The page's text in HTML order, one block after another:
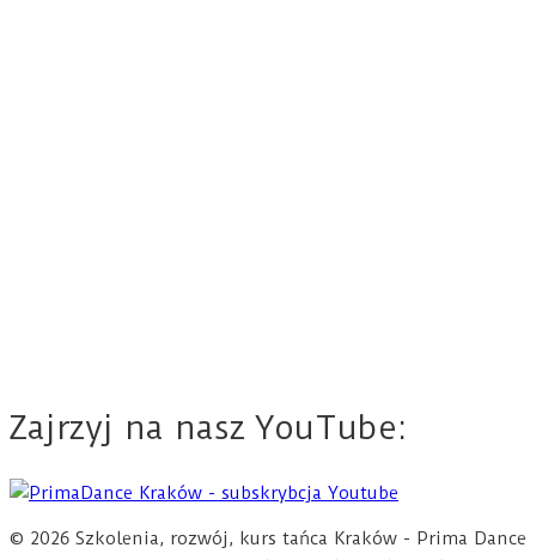
Zajrzyj na nasz YouTube:
© 2026 Szkolenia, rozwój, kurs tańca Kraków - Prima Dance